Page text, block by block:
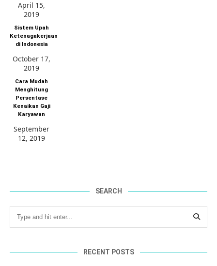
April 15,
2019
Sistem Upah
Ketenagakerjaan
di Indonesia
October 17,
2019
Cara Mudah
Menghitung
Persentase
Kenaikan Gaji
Karyawan
September
12, 2019
SEARCH
RECENT POSTS